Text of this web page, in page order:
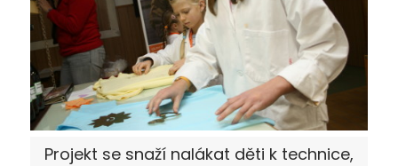
Projekt se snaží nalákat děti k technice,